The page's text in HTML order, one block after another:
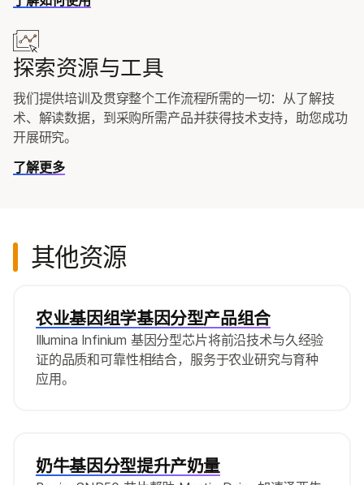
探索资源与工具
我们提供培训及贯穿整个工作流程所需的一切：从了解技
术、解读数据，到采购所需产品并获得技术支持，助您成功
开展研究。
了解更多
其他资源
农业基因组学基因分型产品组合
Illumina Infinium 基因分型芯片将前沿技术与久经验
证的品质和可靠性相结合，服务于农业研究与育种
应用。
奶牛基因分型提升产奶量